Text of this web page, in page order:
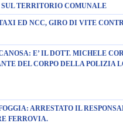
TERRITORIO COMUNALE
ED NCC, GIRO DI VITE
E’ IL DOTT. MICHELE
DEL CORPO DELLA POLIZIA
ARRESTATO IL
FERROVIA.